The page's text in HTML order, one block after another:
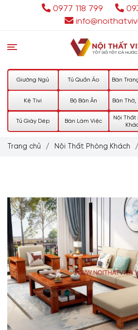
0977 118 799
Giường Ngủ Tủ Quần Áo Bàn
Kệ Tivi Bộ Bàn Ăn Bàn Thờ,
Tủ Giày Dép Bàn Làm Việc
Nội Thất
Trang chủ / Nội Thất Phòng Khách /